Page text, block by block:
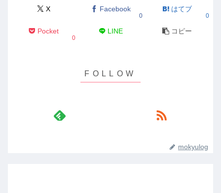
X Facebook
0
はてブ
0
Pocket
0
LINE コピー
mokyulog